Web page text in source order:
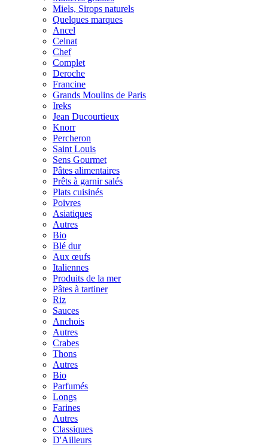
Miels, Sirops naturels
Quelques marques
Ancel
Celnat
Chef
Complet
Deroche
Francine
Grands Moulins de Paris
Ireks
Jean Ducourtieux
Knorr
Percheron
Saint Louis
Sens Gourmet
Pâtes alimentaires
Prêts à garnir salés
Plats cuisinés
Poivres
Asiatiques
Autres
Bio
Blé dur
Aux œufs
Italiennes
Produits de la mer
Pâtes à tartiner
Riz
Sauces
Anchois
Autres
Crabes
Thons
Autres
Bio
Parfumés
Longs
Farines
Autres
Classiques
D'Ailleurs